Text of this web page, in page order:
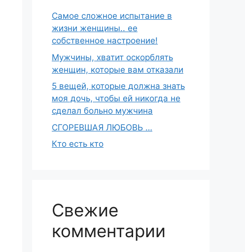
Самое сложное испытание в
жизни женщины.. ее
собственное настроение!
Мужчины, хватит оскорблять
женщин, которые вам отказали
5 вещей, которые должна знать
моя дочь, чтобы ей никогда не
сделал больно мужчина
СГОРЕВШАЯ ЛЮБОВЬ …
Кто есть кто
Свежие
комментарии